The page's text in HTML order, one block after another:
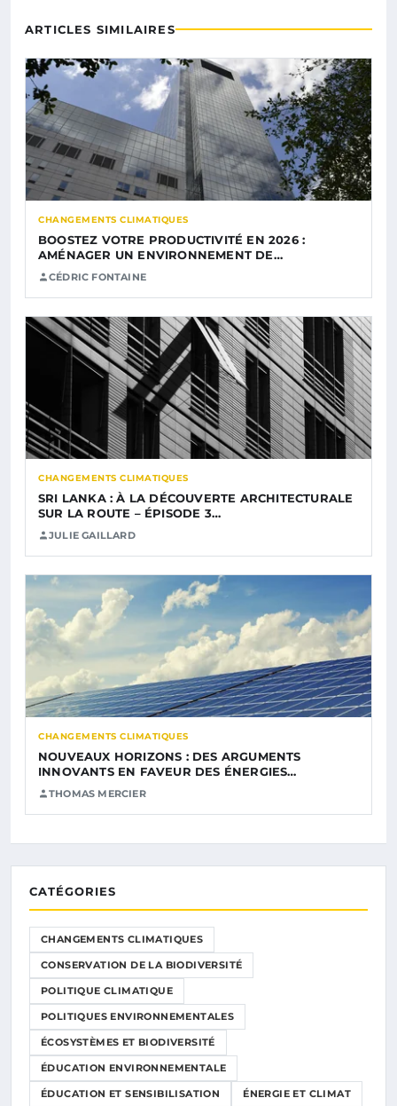
ARTICLES SIMILAIRES
CHANGEMENTS CLIMATIQUES
BOOSTEZ VOTRE PRODUCTIVITÉ EN 2026 :
AMÉNAGER UN ENVIRONNEMENT DE…
CÉDRIC FONTAINE
CHANGEMENTS CLIMATIQUES
SRI LANKA : À LA DÉCOUVERTE ARCHITECTURALE
SUR LA ROUTE – ÉPISODE 3…
JULIE GAILLARD
CHANGEMENTS CLIMATIQUES
NOUVEAUX HORIZONS : DES ARGUMENTS
INNOVANTS EN FAVEUR DES ÉNERGIES…
THOMAS MERCIER
CATÉGORIES
CHANGEMENTS CLIMATIQUES
CONSERVATION DE LA BIODIVERSITÉ
POLITIQUE CLIMATIQUE
POLITIQUES ENVIRONNEMENTALES
ÉCOSYSTÈMES ET BIODIVERSITÉ
ÉDUCATION ENVIRONNEMENTALE
ÉDUCATION ET SENSIBILISATION ÉNERGIE ET CLIMAT